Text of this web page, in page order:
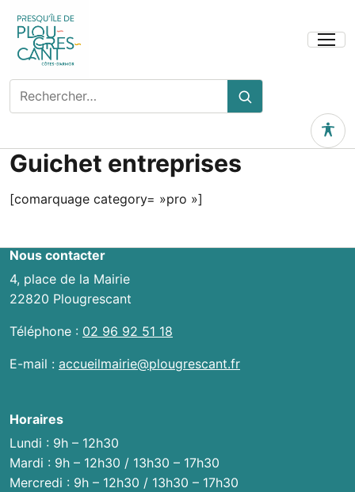
Ouvrir
Rechercher
sur
site
Rechercher
Outils
Guichet entreprises
[comarquage category= »pro »]
Nous contacter
4, place de la Mairie
22820 Plougrescant
Téléphone : 02 96 92 51 18
E-mail : accueilmairie@plougrescant.fr
Horaires
Lundi : 9h – 12h30
Mardi : 9h – 12h30 / 13h30 – 17h30
Mercredi : 9h – 12h30 / 13h30 – 17h30